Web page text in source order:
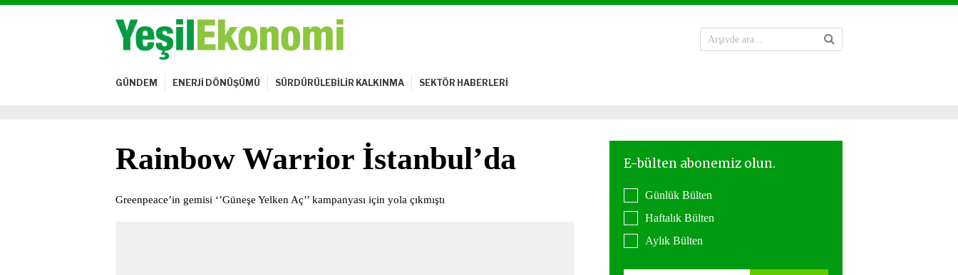
GÜNDEM ENERJİ DÖNÜŞÜMÜ SÜRDÜRÜLEBİLİR KALKINMA SEKTÖR HABERLERİ
Rainbow Warrior İstanbul’da
Greenpeace’in gemisi ‘’Güneşe Yelken Aç’’ kampanyası için yola çıkmıştı
Günlük Bülten
Haftalık Bülten
Aylık Bülten